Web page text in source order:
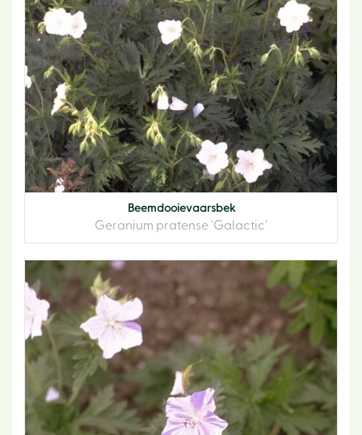
Beemdooievaarsbek
Geranium pratense 'Galactic'